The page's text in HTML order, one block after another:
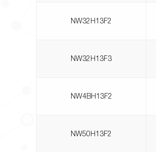
NW32H13F2
NW32H13F3
NW4BH13F2
NW50H13F2